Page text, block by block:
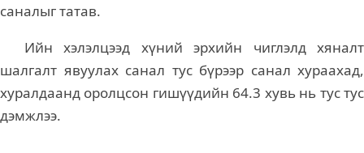
саналыг татав.
Ийн хэлэлцээд хүний эрхийн чиглэлд хяналт
шалгалт явуулах санал тус бүрээр санал хураахад,
хуралдаанд оролцсон гишүүдийн 64.3 хувь нь тус тус
дэмжлээ.